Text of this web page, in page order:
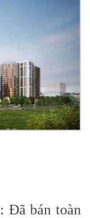
: Đã bán toàn